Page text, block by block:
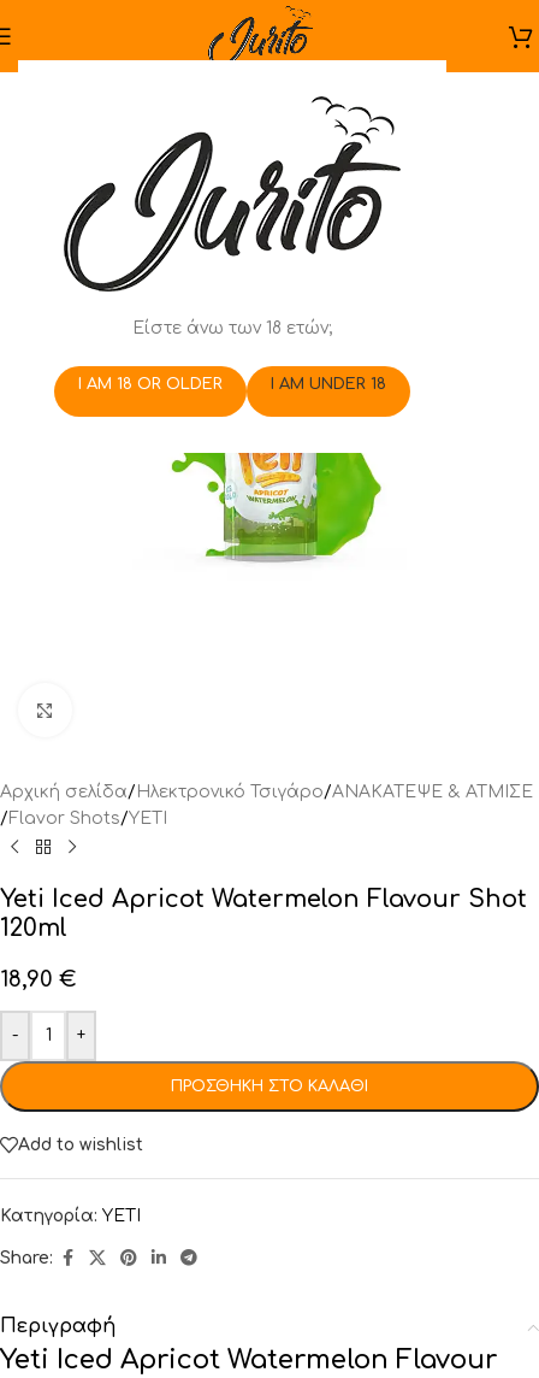
Είστε άνω των 18 ετών;
I AM 18 OR OLDER I AM UNDER 18
Αρχική σελίδα/ Ηλεκτρονικό Τσιγάρο/ΑΝΑΚΑΤΕΨΕ & ΑΤΜΙΣΕ
/Flavor Shots/YETI
Yeti Iced Apricot Watermelon Flavour Shot
120ml
18,90 €
- +
ΠΡΟΣΘΉΚΗ ΣΤΟ ΚΑΛΆΘΙ
Add to wishlist
Κατηγορία: YETI
Share:
Περιγραφή
Yeti Iced Apricot Watermelon Flavour